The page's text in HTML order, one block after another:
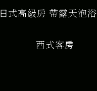
日式高級房 帶露天泡浴
西式客房